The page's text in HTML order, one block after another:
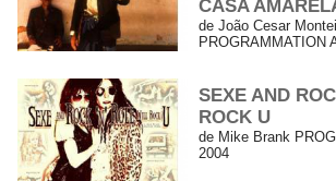
CASA
de João Cesar
PROGRAMMATION
SEXE AND
ROCK U
de Mike Brank
2004